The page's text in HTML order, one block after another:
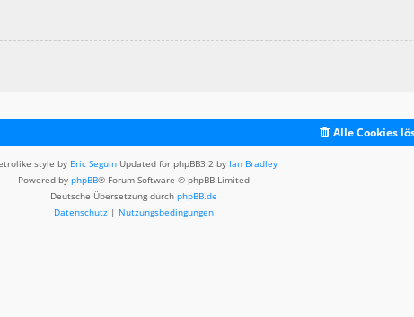
Alle Cookies
style by Eric Seguin Updated for phpBB3.2 by Ian Bradley
Powered by phpBB® Forum Software © phpBB Limited
Deutsche Übersetzung durch phpBB.de
Datenschutz | Nutzungsbedingungen